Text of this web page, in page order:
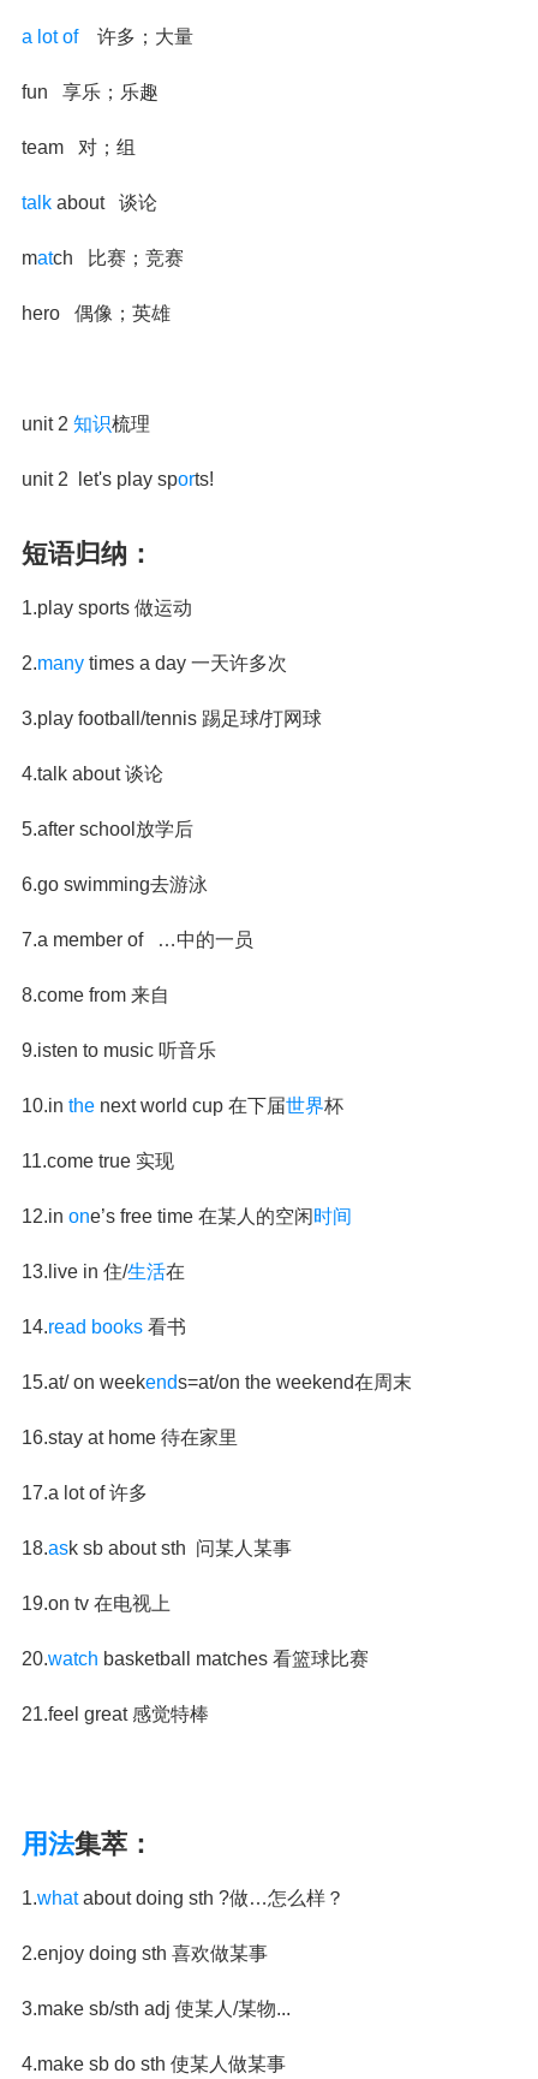
a lot of许多；大量
fun 享乐；乐趣
team 对；组
talk about 谈论
match 比赛；竞赛
hero 偶像；英雄
unit 2 知识梳理
unit 2 let's play sports!
短语归纳：
1.play sports 做运动
2.many times a day 一天许多次
3.play football/tennis 踢足球/打网球
4.talk about 谈论
5.after school放学后
6.go swimming去游泳
7.a member of …中的一员
8.come from 来自
9.isten to music 听音乐
10.in the next world cup 在下届世界杯
11.come true 实现
12.in one’s free time 在某人的空闲时间
13.live in 住/生活在
14.read books 看书
15.at/ on weekends=at/on the weekend在周末
16.stay at home 待在家里
17.a lot of 许多
18.ask sb about sth 问某人某事
19.on tv 在电视上
20.watch basketball matches 看篮球比赛
21.feel great 感觉特棒
用法集萃：
1.whatabout doing sth ?做…怎么样？
2.enjoy doing sth 喜欢做某事
3.make sb/sth adj 使某人/某物...
4.make sb do sth 使某人做某事